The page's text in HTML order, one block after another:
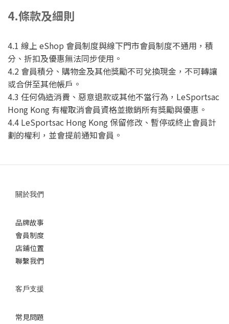
4.條款及細則
4.1 線上 eShop 會員制度與線下門市會員制度不通用，積
分、折扣及優惠無法同步使用。
4.2 會員積分、購物金及其他獎勵不可兌換現金，不可轉讓
或合併至其他帳戶。
4.3 任何偽造消費、惡意退款或其他不當行為，LeSportsac
Hong Kong 有權取消會員資格並撤銷所有獎勵與優惠。
4.4 LeSportsac Hong Kong 保留修改、暫停或終止會員計
劃的權利，並會提前通知會員。
關於我們
品牌故事
會員制度
店鋪位置
聯繫我們
客戶支援
常見問題